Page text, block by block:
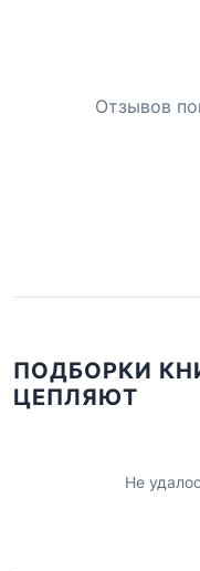
Отзывов
ПОДБОРКИ
ЦЕПЛЯЮТ
Не